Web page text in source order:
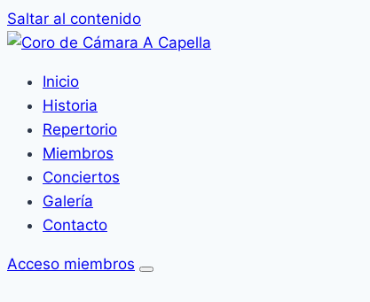
Saltar al contenido
Inicio
Historia
Repertorio
Miembros
Conciertos
Galería
Contacto
Acceso miembros